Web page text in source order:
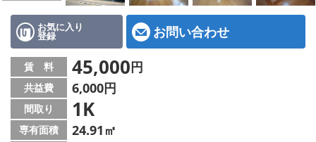
IT重説について
スタッフ紹介
賃貸管理の北白川店
店舗情報·アクセス
お気に入り
登録 お問い合わせ
賃 料 45,000円
共益費 6,000円
間取り 1K
専有面積 24.91㎡